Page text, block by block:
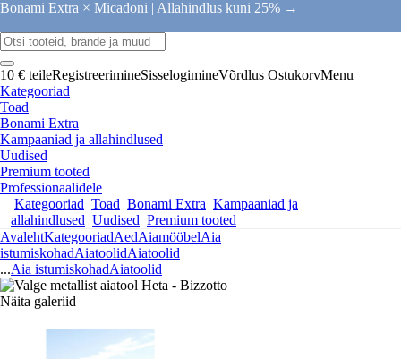
Bonami Extra × Micadoni | Allahindlus kuni 25% →
10 € teileRegistreerimineSisselogimineVõrdlus OstukorvMenu
Kategooriad
Toad
Bonami Extra
Kampaaniad ja allahindlused
Uudised
Premium tooted
Professionaalidele
Kategooriad Toad Bonami Extra Kampaaniad ja
allahindlused Uudised Premium tooted
AvalehtKategooriadAedAiamööbelAia
istumiskohadAiatoolidAiatoolid
...Aia istumiskohadAiatoolid
Näita galeriid